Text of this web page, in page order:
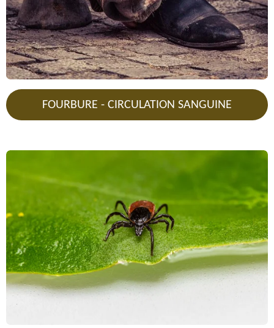
FOURBURE - CIRCULATION SANGUINE